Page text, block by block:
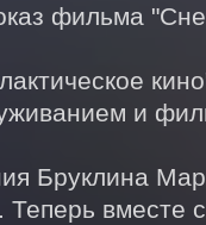
фильма
и
Бруклина
вместе